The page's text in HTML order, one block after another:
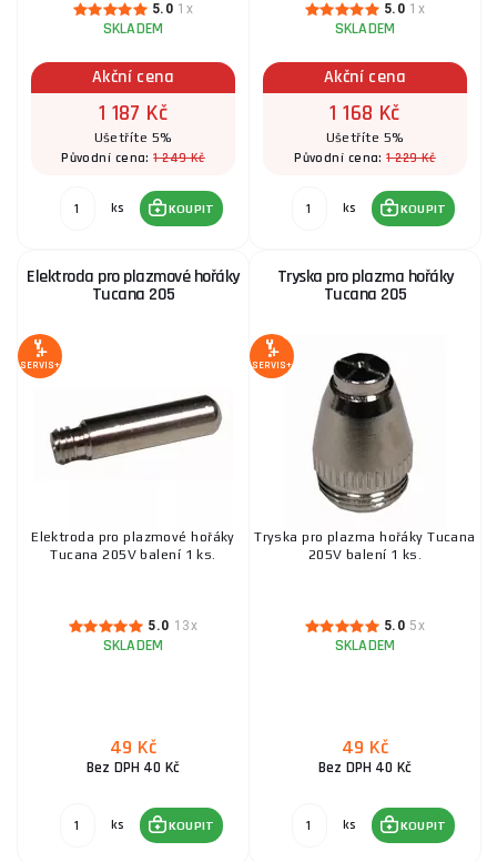
Kontaktní trubička M6 0,8 mm
28 Kč
Elektroda speciální ESAB OK 68.82 - 3,2 x 350
SKLADEM ks
Držák elektrod 200 A GW
119 Kč
SKLADEM 19 Kč
SKLADEM
5.0 1x
SKLADEM
Akční cena
1 187 Kč
Ušetříte 5%
Původní cena:1 249 Kč
ks KOUPIT
5.0 1x
SKLADEM
Akční cena
1 168 Kč
Ušetříte 5%
Původní cena:1 229 Kč
ks KOUPIT
Elektroda pro plazmové hořáky
Tucana 205
SERVIS+
Elektroda pro plazmové hořáky
Tucana 205V balení 1 ks.
5.0 13x
SKLADEM
49 Kč
Bez DPH 40 Kč
ks KOUPIT
Tryska pro plazma hořáky
Tucana 205
SERVIS+
Tryska pro plazma hořáky Tucana
205V balení 1 ks.
5.0 5x
SKLADEM
49 Kč
Bez DPH 40 Kč
ks KOUPIT